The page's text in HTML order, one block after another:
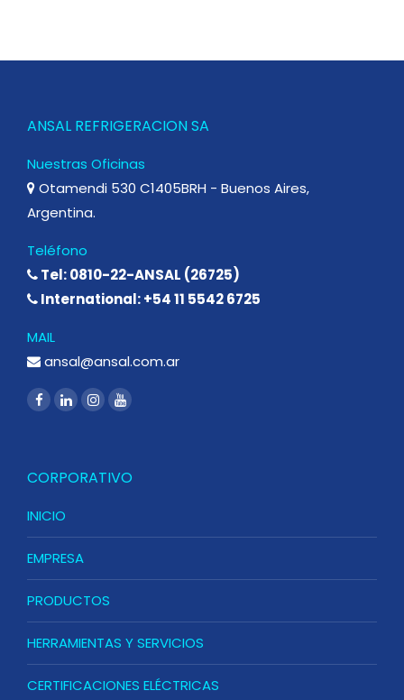
ANSAL REFRIGERACION SA
Nuestras Oficinas
Otamendi 530 C1405BRH - Buenos Aires,
Argentina.
Teléfono
Tel: 0810-22-ANSAL (26725)
International: +54 11 5542 6725
MAIL
ansal@ansal.com.ar
CORPORATIVO
INICIO
EMPRESA
PRODUCTOS
HERRAMIENTAS Y SERVICIOS
CERTIFICACIONES ELÉCTRICAS